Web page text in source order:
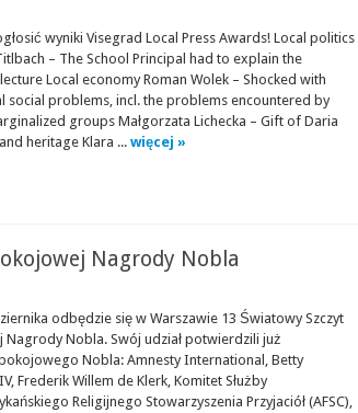
wyniki Visegrad Local Press Awards! Local politics
– The School Principal had to explain the
Local economy Roman Wolek – Shocked with
social problems, incl. the problems encountered by
groups Małgorzata Lichecka – Gift of Daria
heritage Klara ... więcej »
Nagrody Nobla
odbędzie się w Warszawie 13 Światowy Szczyt
Nagrody Nobla. Swój udział potwierdzili już
Nobla: Amnesty International, Betty
Frederik Willem de Klerk, Komitet Służby
Religijnego Stowarzyszenia Przyjaciół (AFSC),